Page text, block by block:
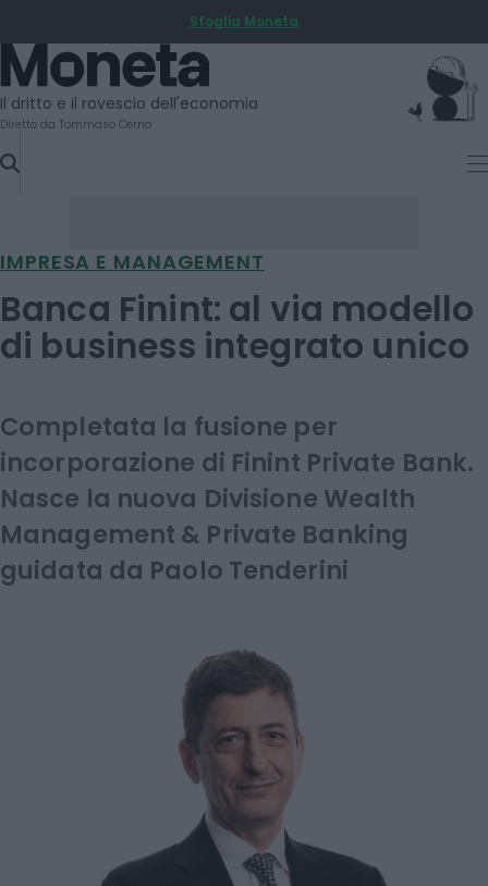
TO
CONTENT
Sfoglia Moneta
Moneta
Il dritto e il rovescio dell'economia
Diretto da Tommaso Cerno
IMPRESA E MANAGEMENT
Banca Finint: al via modello
di business integrato unico
Completata la fusione per
incorporazione di Finint Private Bank.
Nasce la nuova Divisione Wealth
Management & Private Banking
guidata da Paolo Tenderini